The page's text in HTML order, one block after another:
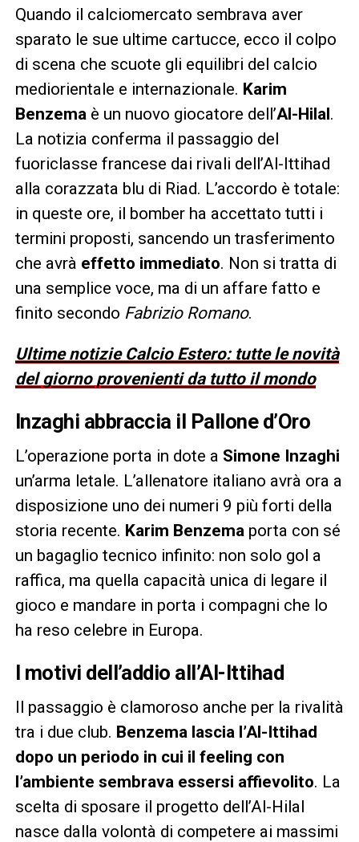
Quando il calciomercato sembrava aver
sparato le sue ultime cartucce, ecco il colpo
di scena che scuote gli equilibri del calcio
mediorientale e internazionale. Karim
Benzema è un nuovo giocatore dell’Al-Hilal.
La notizia conferma il passaggio del
fuoriclasse francese dai rivali dell’Al-Ittihad
alla corazzata blu di Riad. L’accordo è totale:
in queste ore, il bomber ha accettato tutti i
termini proposti, sancendo un trasferimento
che avrà effetto immediato. Non si tratta di
una semplice voce, ma di un affare fatto e
finito secondo Fabrizio Romano.
Ultime notizie Calcio Estero: tutte le novità
del giorno provenienti da tutto il mondo
Inzaghi abbraccia il Pallone d’Oro
L’operazione porta in dote a Simone Inzaghi
un’arma letale. L’allenatore italiano avrà ora a
disposizione uno dei numeri 9 più forti della
storia recente. Karim Benzema porta con sé
un bagaglio tecnico infinito: non solo gol a
raffica, ma quella capacità unica di legare il
gioco e mandare in porta i compagni che lo
ha reso celebre in Europa.
I motivi dell’addio all’Al-Ittihad
Il passaggio è clamoroso anche per la rivalità
tra i due club. Benzema lascia l’Al-Ittihad
dopo un periodo in cui il feeling con
l’ambiente sembrava essersi affievolito. La
scelta di sposare il progetto dell’Al-Hilal
nasce dalla volontà di competere ai massimi